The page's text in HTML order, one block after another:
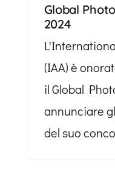
Global
2024
(IAA) è
il Global
annunciare
del suo